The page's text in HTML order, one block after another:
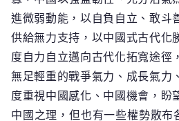
進微弱動能，以自負自立、敢斗
供給無力支持，以中國式古代化
度自力自立邁向古代化拓寬途徑
無足輕重的戰爭氣力、成長氣力
度重視中國感化、中國機會，盼
中國之理，但也有一些權勢散布